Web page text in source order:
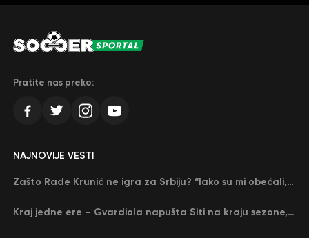
Pratite nas preko:
NAJNOVIJE VESTI
Zašto Rade Krunić ne igra za Srbiju? “Iako su mi obećali, niko me nije zvao…”
Kraj jedne ere – Gvardiola napušta Siti na kraju sezone, menja ga njegov nekadašnji rival